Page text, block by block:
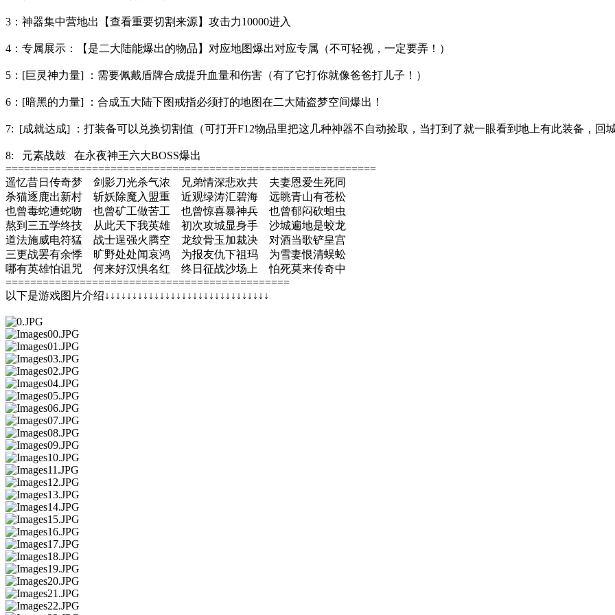
3：神器集中营地出【查看重要切割来源】攻击力10000进入
4：专属展示：【是二大陆能爆出的物品】对应地图爆出对应专属（不可轻视，一定要弄！）
5：[巨灵神力量] ：需要佩戴盾牌合成提升血量和伤害（有了它打你就像爸爸打儿子！）
6：[暗黑的力量] ：合成五大陆下图戒指必须打的地图在二大陆盗梦空间爆出！
7: [成就达成] ：打装备可以兑换切割值（可打开F12物品里把这几种神器不自动捡取，当打到了就一眼看到地上有此装备，回
8: 元素战鼓 在永夜神王六大BOSS爆出
============================================================
遥忆昔日传奇梦 剑影刀光杀气浓 兄弟情深悲欢共 夫妻恩爱生死同
杀猫逐鹿出新村 斩妖除魔入盟重 近观绿涛汇碧海 远眺青山有苍松
也曾毒蛇遭蛇吻 也曾矿工做苦工 也曾惊喜暴神兵 也曾郁闷砍蛆虫
熬到三五学终技 从此天下我英雄 初次攻城显身手 沙城遍地是蛟龙
道法施威电符猛 战士逞强火腾空 龙纹骨玉加裁决 对酒当歌铲皇宫
三更战罢有余悸 旷野处处闻哀鸿 为报友仇下祖玛 为雪妻恨清蜈蚣
哪有英雄怕诅咒 何来好汉惧名红 终日征战沙场上 怕死莫来传奇中
==============================================
以下是游戏图片介绍↓↓↓↓↓↓↓↓↓↓↓↓↓↓↓↓↓↓↓↓↓↓↓↓↓↓↓↓↓↓